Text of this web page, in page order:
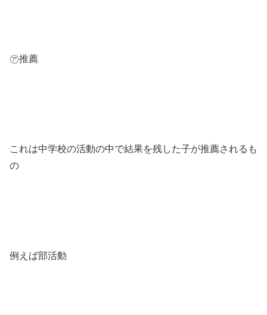
㋐推薦
これは中学校の活動の中で結果を残した子が推薦されるも
の
例えば部活動